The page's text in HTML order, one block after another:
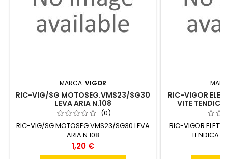
MARCA: VIGOR
RIC-VIG/SG MOTOSEG.VMS23/SG30
LEVA ARIA N.108
(0)
RIC-VIG/SG MOTOSEG.VMS23/SG30 LEVA
ARIA N.108
Prezzo
1,20 €
RIC-VIGOR
VITE
RIC-VIGOR